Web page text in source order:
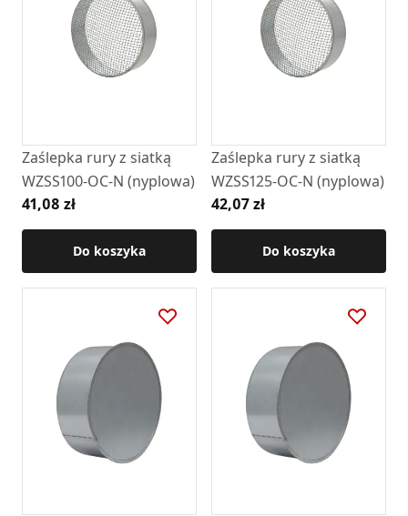
Zaślepka rury z siatką
WZSS100-OC-N (nyplowa)
41,08 zł
Do koszyka
Zaślepka rury z siatką
WZSS125-OC-N (nyplowa)
42,07 zł
Do koszyka